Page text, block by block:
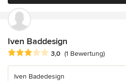
Iven Baddesign
Durchschnittliche Bewertung: 3
3,0 (1 Bewertung)
Iven Badedesign